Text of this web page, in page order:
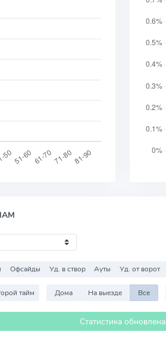
Офсайды Уд. в створ Ауты Уд. от ворот
тайм Дома На выезде Все
Статистика обновлена